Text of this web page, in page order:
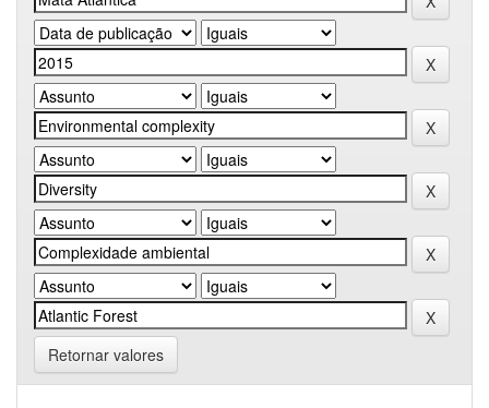
Retornar valores